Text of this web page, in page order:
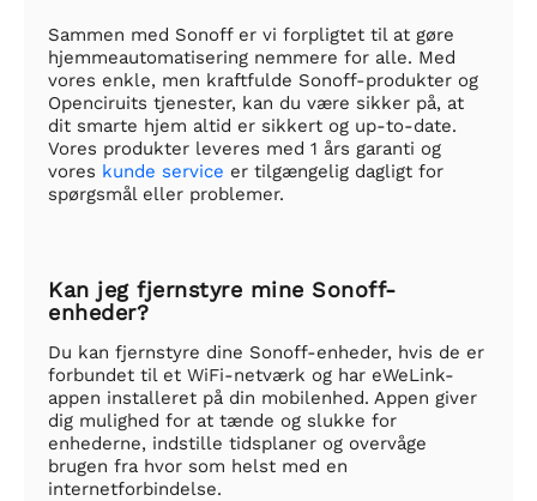
Sammen med Sonoff er vi forpligtet til at gøre
hjemmeautomatisering nemmere for alle. Med
vores enkle, men kraftfulde Sonoff-produkter og
Openciruits tjenester, kan du være sikker på, at
dit smarte hjem altid er sikkert og up-to-date.
Vores produkter leveres med 1 års garanti og
vores kunde service er tilgængelig dagligt for
spørgsmål eller problemer.
Kan jeg fjernstyre mine Sonoff-
enheder?
Du kan fjernstyre dine Sonoff-enheder, hvis de er
forbundet til et WiFi-netværk og har eWeLink-
appen installeret på din mobilenhed. Appen giver
dig mulighed for at tænde og slukke for
enhederne, indstille tidsplaner og overvåge
brugen fra hvor som helst med en
internetforbindelse.